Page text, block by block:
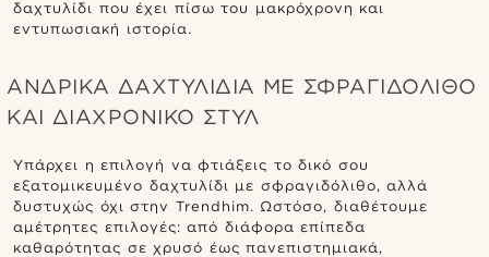
δαχτυλίδι που έχει πίσω του μακρόχρονη και
εντυπωσιακή ιστορία.
ΑΝΔΡΙΚΑ ΔΑΧΤΥΛΙΔΙΑ ΜΕ ΣΦΡΑΓΙΔΟΛΙΘΟ
ΚΑΙ ΔΙΑΧΡΟΝΙΚΟ ΣΤΥΛ
Υπάρχει η επιλογή να φτιάξεις το δικό σου
εξατομικευμένο δαχτυλίδι με σφραγιδόλιθο, αλλά
δυστυχώς όχι στην Trendhim. Ωστόσο, διαθέτουμε
αμέτρητες επιλογές: από διάφορα επίπεδα
καθαρότητας σε χρυσό έως πανεπιστημιακά,